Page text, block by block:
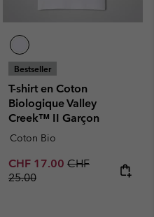
Bestseller
T-shirt en Coton
Biologique Valley
Creek™ II Garçon
Coton Bio
Sale price:
CHF 17.00 Regular price:
CHF
25.00